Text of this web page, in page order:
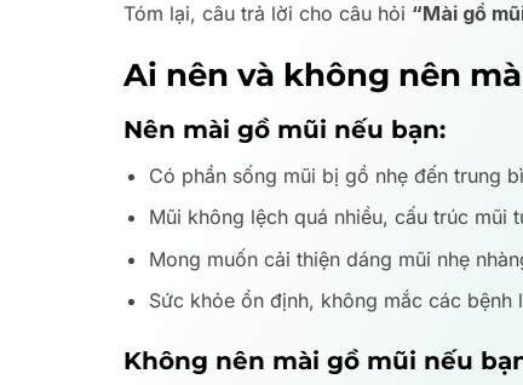
Tóm lại, câu trả lời cho câu hỏi “Mài gồ
Ai nên và không nên
Nên mài gồ mũi nếu bạn:
Có phần sống mũi bị gồ nhẹ đến trung
Mũi không lệch quá nhiều, cấu trúc mũi
Mong muốn cải thiện dáng mũi nhẹ
Sức khỏe ổn định, không mắc các
Không nên mài gồ mũi nếu